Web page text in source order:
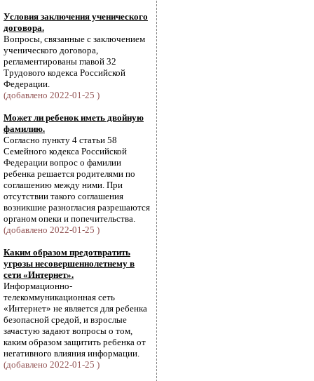
Условия заключения ученического
договора.
Вопросы, связанные с заключением
ученического договора,
регламентированы главой 32
Трудового кодекса Российской
Федерации.
(добавлено 2022-01-25 )
Может ли ребенок иметь двойную
фамилию.
Согласно пункту 4 статьи 58
Семейного кодекса Российской
Федерации вопрос о фамилии
ребенка решается родителями по
соглашению между ними. При
отсутствии такого соглашения
возникшие разногласия разрешаются
органом опеки и попечительства.
(добавлено 2022-01-25 )
Каким образом предотвратить
угрозы несовершеннолетнему в
сети «Интернет».
Информационно-
телекоммуникационная сеть
«Интернет» не является для ребенка
безопасной средой, и взрослые
зачастую задают вопросы о том,
каким образом защитить ребенка от
негативного влияния информации.
(добавлено 2022-01-25 )